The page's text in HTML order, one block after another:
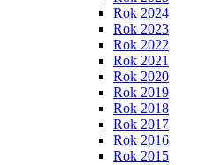
Rok 2024
Rok 2023
Rok 2022
Rok 2021
Rok 2020
Rok 2019
Rok 2018
Rok 2017
Rok 2016
Rok 2015